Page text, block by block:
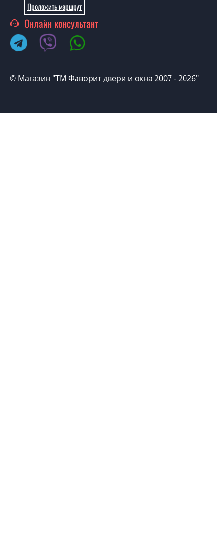
Проложить маршрут
Онлайн консультант
© Магазин "ТМ Фаворит двери и окна 2007 - 2026"